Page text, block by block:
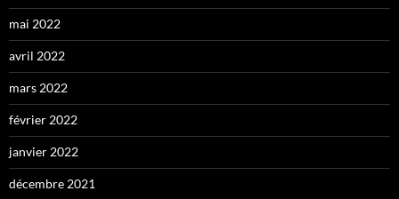
mai 2022
avril 2022
mars 2022
février 2022
janvier 2022
décembre 2021